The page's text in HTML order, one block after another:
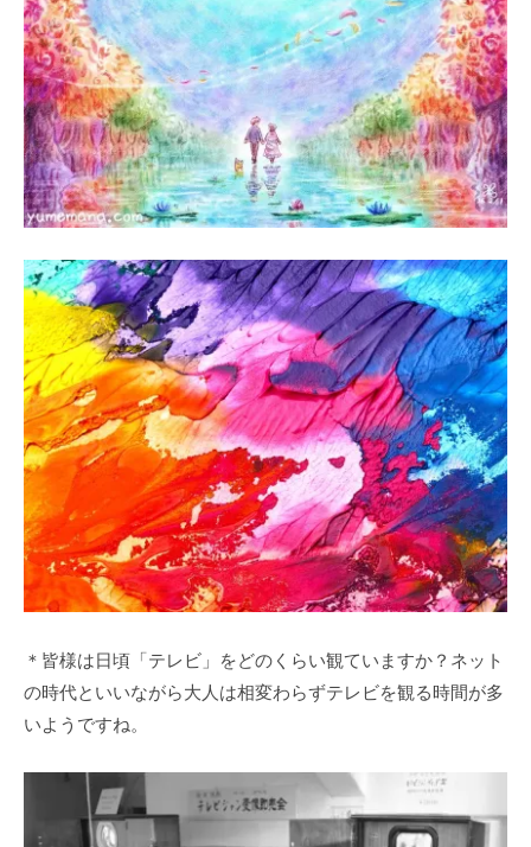
＊皆様は日頃「テレビ」をどのくらい観ていますか？ネット
の時代といいながら大人は相変わらずテレビを観る時間が多
いようですね。